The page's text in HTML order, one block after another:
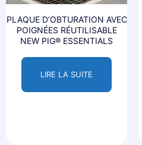
PLAQUE D’OBTURATION AVEC
POIGNÉES RÉUTILISABLE
NEW PIG® ESSENTIALS
LIRE LA SUITE